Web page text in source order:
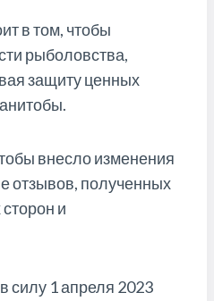
в том, чтобы
рыболовства,
защиту ценных
внесло изменения
отзывов, полученных
и
силу 1 апреля 2023